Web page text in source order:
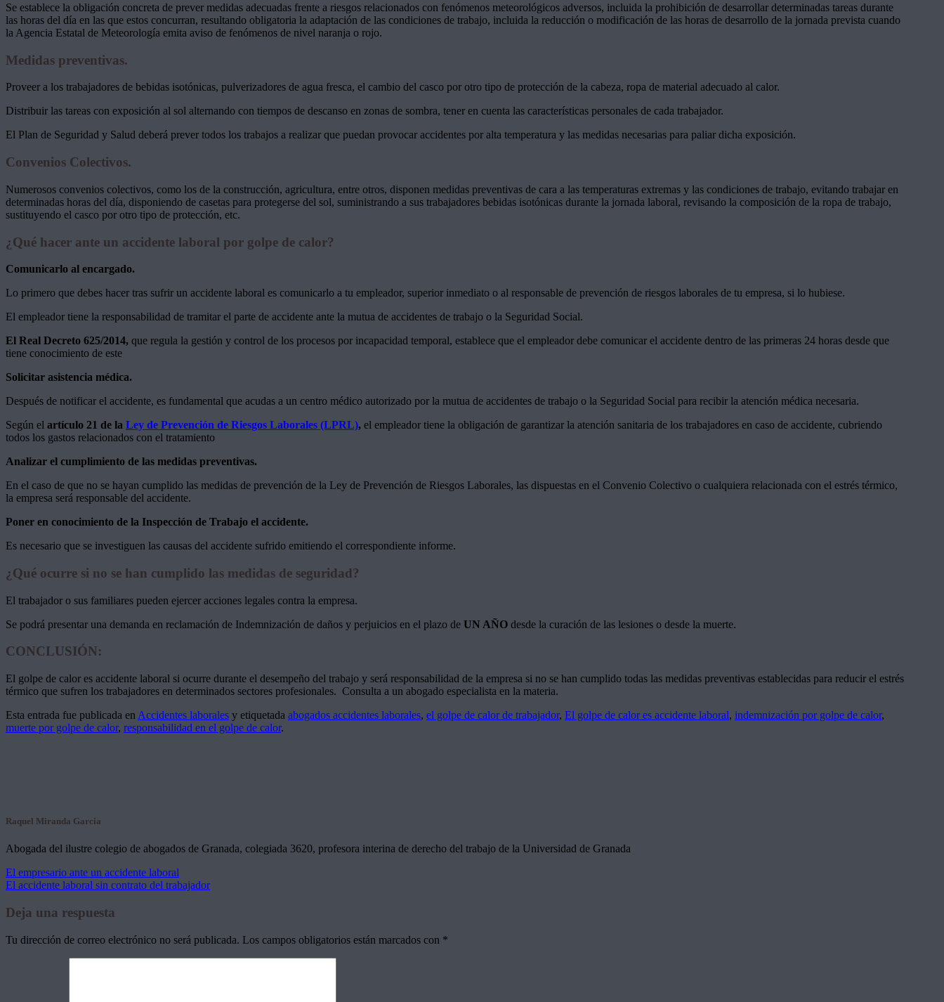
Se establece la obligación concreta de prever medidas adecuadas frente a riesgos relacionados con fenómenos meteorológicos adversos, incluida la prohibición de desarrollar determinadas tareas durante
las horas del día en las que estos concurran, resultando obligatoria la adaptación de las condiciones de trabajo, incluida la reducción o modificación de las horas de desarrollo de la jornada prevista cuando
la Agencia Estatal de Meteorología emita aviso de fenómenos de nivel naranja o rojo.
Medidas preventivas.
Proveer a los trabajadores de bebidas isotónicas, pulverizadores de agua fresca, el cambio del casco por otro tipo de protección de la cabeza, ropa de material adecuado al calor.
Distribuir las tareas con exposición al sol alternando con tiempos de descanso en zonas de sombra, tener en cuenta las características personales de cada trabajador.
El Plan de Seguridad y Salud deberá prever todos los trabajos a realizar que puedan provocar accidentes por alta temperatura y las medidas necesarias para paliar dicha exposición.
Convenios Colectivos.
Numerosos convenios colectivos, como los de la construcción, agricultura, entre otros, disponen medidas preventivas de cara a las temperaturas extremas y las condiciones de trabajo, evitando trabajar en
determinadas horas del día, disponiendo de casetas para protegerse del sol, suministrando a sus trabajadores bebidas isotónicas durante la jornada laboral, revisando la composición de la ropa de trabajo,
sustituyendo el casco por otro tipo de protección, etc.
¿Qué hacer ante un accidente laboral por golpe de calor?
Comunicarlo al encargado.
Lo primero que debes hacer tras sufrir un accidente laboral es comunicarlo a tu empleador, superior inmediato o al responsable de prevención de riesgos laborales de tu empresa, si lo hubiese.
El empleador tiene la responsabilidad de tramitar el parte de accidente ante la mutua de accidentes de trabajo o la Seguridad Social.
El Real Decreto 625/2014, que regula la gestión y control de los procesos por incapacidad temporal, establece que el empleador debe comunicar el accidente dentro de las primeras 24 horas desde que
tiene conocimiento de este
Solicitar asistencia médica.
Después de notificar el accidente, es fundamental que acudas a un centro médico autorizado por la mutua de accidentes de trabajo o la Seguridad Social para recibir la atención médica necesaria.
Según el artículo 21 de la Ley de Prevención de Riesgos Laborales (LPRL), el empleador tiene la obligación de garantizar la atención sanitaria de los trabajadores en caso de accidente, cubriendo
todos los gastos relacionados con el tratamiento
Analizar el cumplimiento de las medidas preventivas.
En el caso de que no se hayan cumplido las medidas de prevención de la Ley de Prevención de Riesgos Laborales, las dispuestas en el Convenio Colectivo o cualquiera relacionada con el estrés térmico,
la empresa será responsable del accidente.
Poner en conocimiento de la Inspección de Trabajo el accidente.
Es necesario que se investiguen las causas del accidente sufrido emitiendo el correspondiente informe.
¿Qué ocurre si no se han cumplido las medidas de seguridad?
El trabajador o sus familiares pueden ejercer acciones legales contra la empresa.
Se podrá presentar una demanda en reclamación de Indemnización de daños y perjuicios en el plazo de UN AÑO desde la curación de las lesiones o desde la muerte.
CONCLUSIÓN:
El golpe de calor es accidente laboral si ocurre durante el desempeño del trabajo y será responsabilidad de la empresa si no se han cumplido todas las medidas preventivas establecidas para reducir el estrés
térmico que sufren los trabajadores en determinados sectores profesionales. Consulta a un abogado especialista en la materia.
Esta entrada fue publicada en Accidentes laborales y etiquetada abogados accidentes laborales, el golpe de calor de trabajador, El golpe de calor es accidente laboral, indemnización por golpe de calor,
muerte por golpe de calor, responsabilidad en el golpe de calor.
Raquel Miranda Garcia
Abogada del ilustre colegio de abogados de Granada, colegiada 3620, profesora interina de derecho del trabajo de la Universidad de Granada
El empresario ante un accidente laboral
El accidente laboral sin contrato del trabajador
Deja una respuesta
Tu dirección de correo electrónico no será publicada. Los campos obligatorios están marcados con *